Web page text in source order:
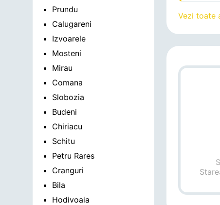
Prundu
Calugareni
Izvoarele
Mosteni
Mirau
Comana
Slobozia
Budeni
Chiriacu
Schitu
Petru Rares
Cranguri
Bila
Hodivoaia
Vezi toate